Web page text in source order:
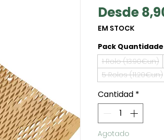
Desde
EM STOCK
Pack
1 Rolo (13.90€un)
5 Rolos (11.20€un)
Cantidad *
Agotado